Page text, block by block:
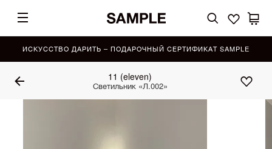
ИСКУССТВО ДАРИТЬ – ПОДАРОЧНЫЙ СЕРТИФИКАТ SAMPLE
11 (eleven)
Светильник «Л.002»